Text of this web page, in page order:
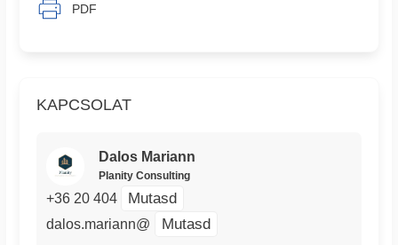
KAPCSOLAT
Dalos Mariann
Planity Consulting
+36 20 404 Mutasd
dalos.mariann@ Mutasd
PDF